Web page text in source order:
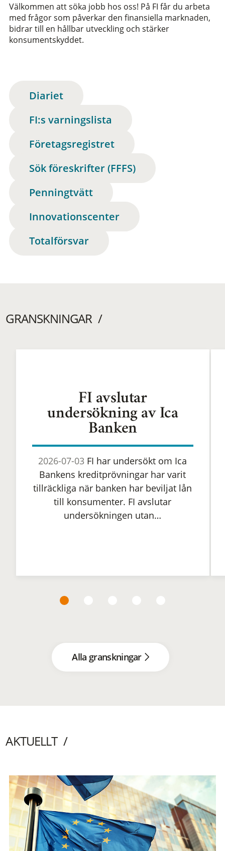
Välkommen att söka jobb hos oss! På FI får du arbeta
med frågor som påverkar den finansiella marknaden,
bidrar till en hållbar utveckling och stärker
konsumentskyddet.
Diariet
FI:s varningslista
Företagsregistret
Sök föreskrifter (FFFS)
Penningtvätt
Innovationscenter
Totalförsvar
GRANSKNINGAR
FI avslutar
undersökning av Ica
Banken
2026-07-03 FI har undersökt om Ica
Bankens kreditprövningar har varit
tillräckliga när banken har beviljat lån
till konsumenter. FI avslutar
undersökningen utan…
Alla granskningar
AKTUELLT